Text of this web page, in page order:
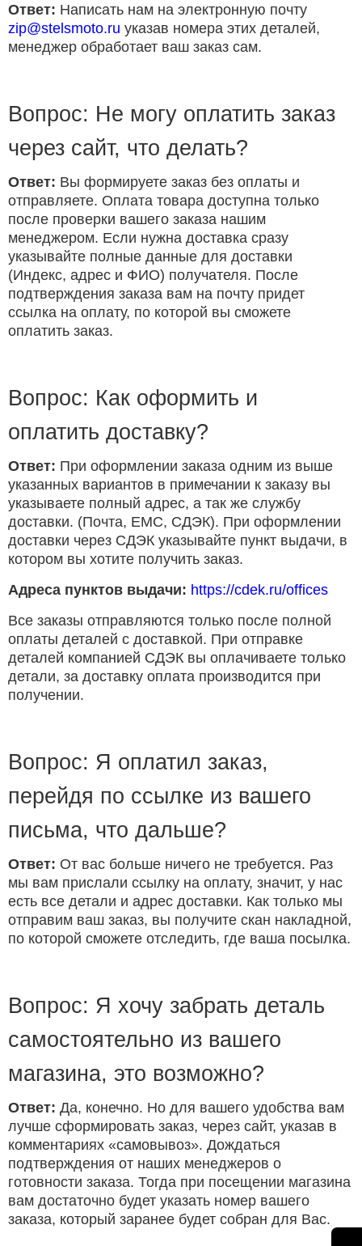
Ответ: Написать нам на электронную почту
zip@stelsmoto.ru указав номера этих деталей,
менеджер обработает ваш заказ сам.
Вопрос: Не могу оплатить заказ
через сайт, что делать?
Ответ: Вы формируете заказ без оплаты и
отправляете. Оплата товара доступна только
после проверки вашего заказа нашим
менеджером. Если нужна доставка сразу
указывайте полные данные для доставки
(Индекс, адрес и ФИО) получателя. После
подтверждения заказа вам на почту придет
ссылка на оплату, по которой вы сможете
оплатить заказ.
Вопрос: Как оформить и
оплатить доставку?
Ответ: При оформлении заказа одним из выше
указанных вариантов в примечании к заказу вы
указываете полный адрес, а так же службу
доставки. (Почта, ЕМС, СДЭК). При оформлении
доставки через СДЭК указывайте пункт выдачи, в
котором вы хотите получить заказ.
Адреса пунктов выдачи: https://cdek.ru/offices
Все заказы отправляются только после полной
оплаты деталей с доставкой. При отправке
деталей компанией СДЭК вы оплачиваете только
детали, за доставку оплата производится при
получении.
Вопрос: Я оплатил заказ,
перейдя по ссылке из вашего
письма, что дальше?
Ответ: От вас больше ничего не требуется. Раз
мы вам прислали ссылку на оплату, значит, у нас
есть все детали и адрес доставки. Как только мы
отправим ваш заказ, вы получите скан накладной,
по которой сможете отследить, где ваша посылка.
Вопрос: Я хочу забрать деталь
самостоятельно из вашего
магазина, это возможно?
Ответ: Да, конечно. Но для вашего удобства вам
лучше сформировать заказ, через сайт, указав в
комментариях «самовывоз». Дождаться
подтверждения от наших менеджеров о
готовности заказа. Тогда при посещении магазина
вам достаточно будет указать номер вашего
заказа, который заранее будет собран для Вас.